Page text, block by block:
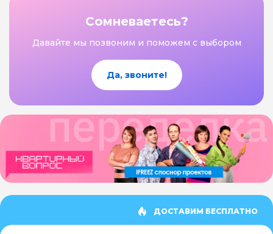
Сомневаетесь?
Давайте мы позвоним и поможем с выбором
Да, звоните!
ДОСТАВИМ БЕСПЛАТНО